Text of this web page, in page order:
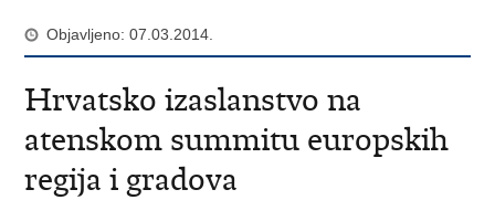
Objavljeno: 07.03.2014.
Hrvatsko izaslanstvo na
atenskom summitu europskih
regija i gradova